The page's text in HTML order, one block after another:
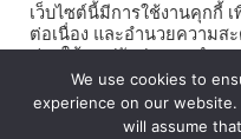
นโยบายการใช้คกกี้
นโยบายความปลอดภัยของข้อมูลส
เว็บไซต์นี้มีการใช้งานคุกกี้
ต่อเนื่อง และอำนวยความส
ช่วยให้เราปรับปรุงการนำเ
ของท่าน โดยสามารถศึกษา
คุกกี้
We use cookies to
experience on our
will assume